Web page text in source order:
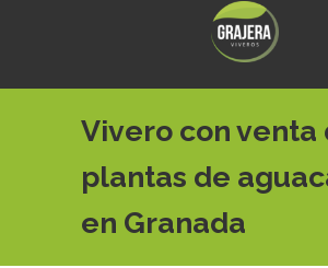
Vivero con venta
plantas de
en Granada